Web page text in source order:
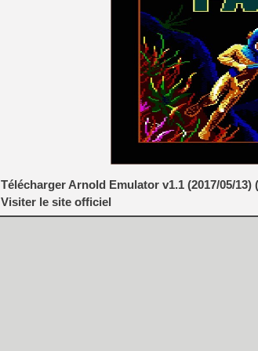
Télécharger Arnold Emulator v1.1 (2017/05/13)
Visiter le site officiel